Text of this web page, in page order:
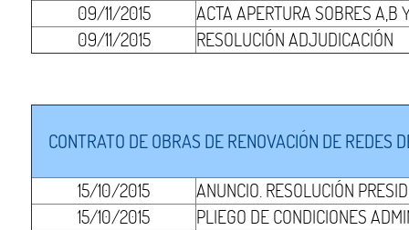
09/11/2015
ACTA APERTURA SOBRES A,B
09/11/2015
RESOLUCIÓN ADJUDICACIÓN
CONTRATO DE OBRAS DE RENOVACIÓN DE
15/10/2015
ANUNCIO. RESOLUCIÓN
15/10/2015
PLIEGO DE CONDICIONES